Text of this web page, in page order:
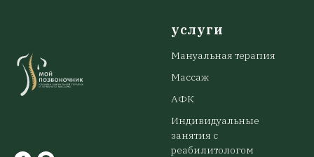
услуги
Мануальная терапия
Массаж
АФК
Индивидуальные
занятия с
реабилитологом